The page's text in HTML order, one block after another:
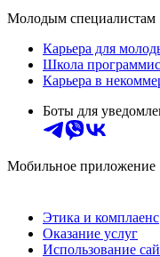
Молодым специалистам
Карьера для
Школа
Карьера в
Боты для
Мобильное приложение
Этика и комплаенс
Оказание услуг
Использование